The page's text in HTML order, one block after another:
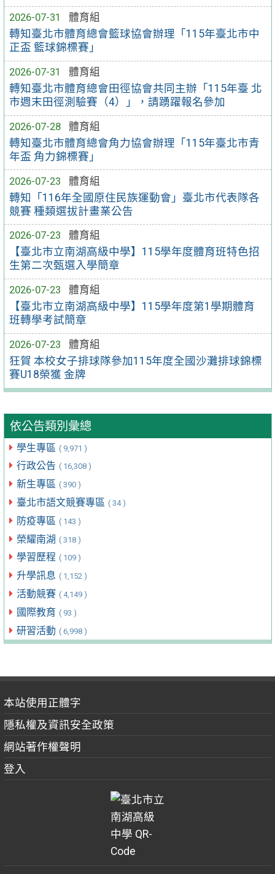
2026-07-31
體育組
轉知臺北市體育總會籃球協會辦理「115年臺北市中
正盃 籃球錦標賽」
2026-07-31
體育組
轉知臺北市體育總會田徑協會共同主辦「115年臺 北
市週末田徑測驗賽（4）」，請踴躍報名參加
2026-07-28
體育組
轉知臺北市體育總會角力協會辦理「115年臺北市青
年盃 角力錦標賽」
2026-07-23
體育組
轉知「116年全國原住民族運動會」臺北市代表隊各
競賽 種類選拔計畫業公告
2026-07-23
體育組
【臺北市立南湖高級中學】115學年度體育班特色招
生第二次甄選入學簡章
2026-07-23
體育組
【臺北市立南湖高級中學】115學年度第1學期體育
班轉學考試簡章
2026-07-23
體育組
狂賀 本校女子排球隊參加115年度全國沙灘排球錦標
賽U18榮獲 金牌
依公告類別彙總
學生專區 ( 9,971 )
行政公告 ( 16,308 )
新生專區 ( 390 )
臺北市語文競賽專區 ( 34 )
防疫專區 ( 143 )
榮耀南湖 ( 318 )
學習歷程 ( 109 )
升學訊息 ( 1,152 )
活動競賽 ( 4,149 )
國際教育 ( 93 )
研習活動 ( 6,998 )
本站使用正體字
隱私權及資訊安全政策
網站著作權聲明
登入